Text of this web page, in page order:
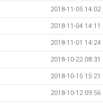
2018-11-05 14:02
2018-11-04 14:11
2018-11-01 14:24
2018-10-22 08:31
2018-10-15 15:21
2018-10-12 09:56